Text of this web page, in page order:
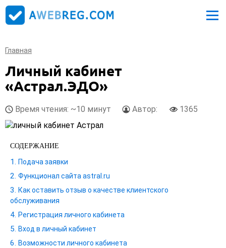
Главная
Личный кабинет
«Астрал.ЭДО»
Время чтения: ~10 минут Автор: 1365
СОДЕРЖАНИЕ
Подача заявки
Функционал сайта astral.ru
Как оставить отзыв о качестве клиентского
обслуживания
Регистрация личного кабинета
Вход в личный кабинет
Возможности личного кабинета